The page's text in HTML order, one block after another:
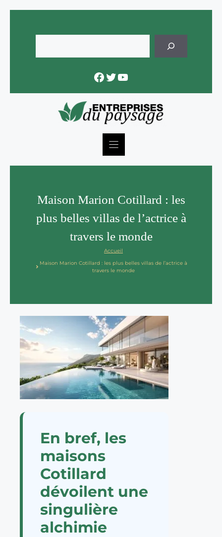
content
Facebook
Twitter
YouTube
Maison Marion Cotillard : les
plus belles villas de l’actrice à
travers le monde
Accueil
Maison Marion Cotillard : les plus belles villas de l’actrice à
travers le monde
En bref, les
maisons
Cotillard
dévoilent une
singulière
alchimie